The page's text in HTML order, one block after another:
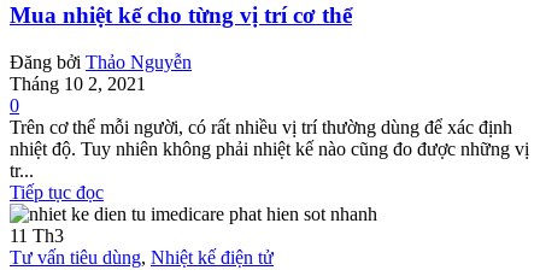
Mua nhiệt kế cho từng vị trí cơ thể
Đăng bởi Thảo Nguyễn
Tháng 10 2, 2021
0
Trên cơ thể mỗi người, có rất nhiều vị trí thường dùng để xác định
nhiệt độ. Tuy nhiên không phải nhiệt kế nào cũng đo được những vị
tr...
Tiếp tục đọc
11 Th3
Tư vấn tiêu dùng, Nhiệt kế điện tử